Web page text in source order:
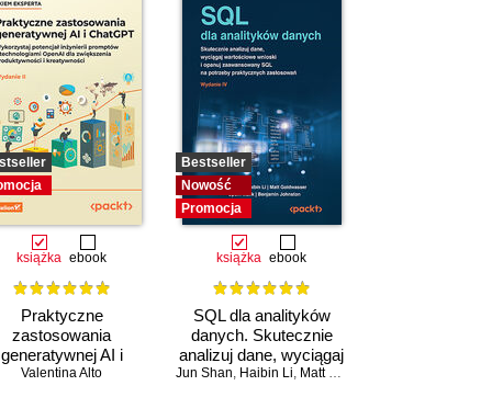
książka ebook
Praktyczne
zastosowania
generatywnej AI i
Wykorzystaj
Valentina Alto
Bestseller
Nowość
Promocja
książka ebook
SQL dla analityków
danych. Skutecznie
analizuj dane, wyciągaj
wartościowe wnioski i
Jun Shan, Haibin Li, Matt Goldwasser